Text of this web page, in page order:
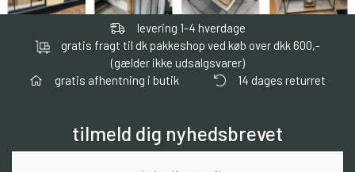
levering 1-4 hverdage
gratis fragt til dk pakkeshop ved køb over dkk 600,-
(gælder ikke udsalgsvarer)
gratis afhentning i butik
14 dages returret
tilmeld dig nyhedsbrevet